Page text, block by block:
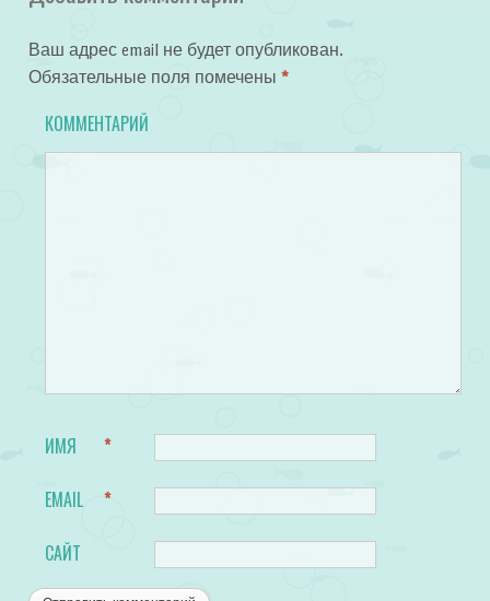
Ваш адрес email не будет опубликован.
Обязательные поля помечены *
КОММЕНТАРИЙ
ИМЯ *
EMAIL *
САЙТ